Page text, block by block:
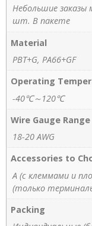
Небольшие
шт. В пакете
Material
PBT+G, PA66+GF
Operating
-40℃～120℃
Wire Gauge Range
18-20 AWG
Accessories to
A (с клеммами и
(только
Packing